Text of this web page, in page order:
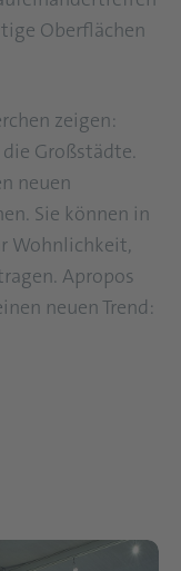
Oberflächen
zeigen:
Großstädte.
neuen
Sie können in
Wohnlichkeit,
Apropos
neuen Trend: